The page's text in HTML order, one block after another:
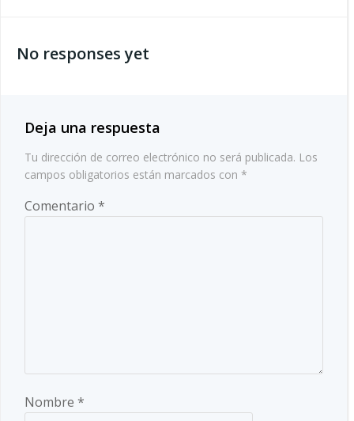
las
por
las
entradas
No responses yet
Deja una respuesta
Tu dirección de correo electrónico no será publicada. Los
campos obligatorios están marcados con *
Comentario *
Nombre *